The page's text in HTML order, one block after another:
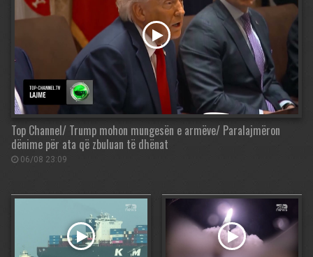
Top Channel/ Trump mohon mungesën e armëve/ Paralajmëron
dënime për ata që zbuluan të dhënat
06/08 23:09